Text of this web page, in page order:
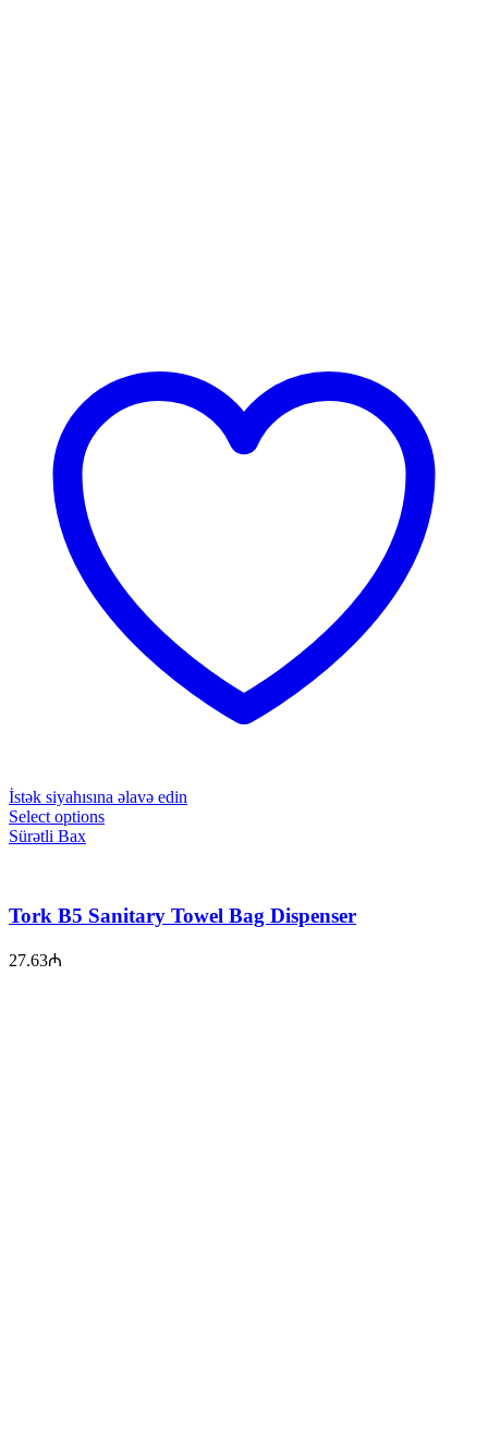
İstək siyahısına əlavə edin
Select options
Sürətli Bax
Tork B5 Sanitary Towel Bag Dispenser
27.63₼